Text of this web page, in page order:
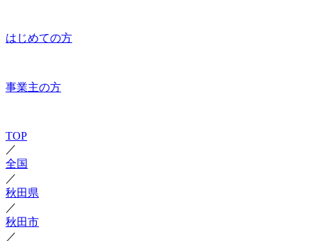
はじめての方
事業主の方
TOP
／
全国
／
秋田県
／
秋田市
／